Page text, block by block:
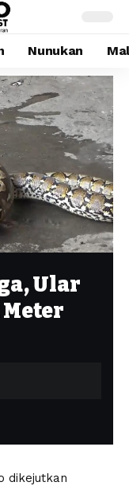
Nunukan
Ular
Meter
dikejutkan